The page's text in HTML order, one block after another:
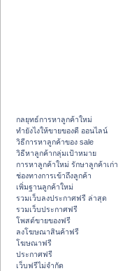
กลยุทธ์การหาลูกค้าใหม่
ทํายังไงให้ขายของดี ออนไลน์
วิธีการหาลูกค้าของ sale
วิธีหาลูกค้ากลุ่มเป้าหมาย
การหาลูกค้าใหม่ รักษาลูกค้าเก่า
ช่องทางการเข้าถึงลูกค้า
เพิ่มฐานลูกค้าใหม่
รวมเว็บลงประกาศฟรี ล่าสุด
รวมเว็บประกาศฟรี
โพสต์ขายของฟรี
ลงโฆษณาสินค้าฟรี
โฆษณาฟรี
ประกาศฟรี
เว็บฟรีไม่จำกัด